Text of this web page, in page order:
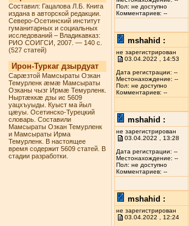
Составил: Гацалова Л.Б. Книга
издана в авторской редакции.
Северо-Осетинский институт
гуманитарных и социальных
исследований – Владикавказ:
РИО СОИГСИ, 2007. — 140 с.
(527 статей)
Ирон-Туркаг дзырдуат
Сарæзтой Мамсыраты Озкан
Темурленк æмæ Мамсыраты
Озканы чызг Ирмæ Темурленк.
Ныртæккæ дзы ис 5609
уацхъуыды. Куыст ма йыл
цæуы. Осетинско-Турецкий
словарь. Составили
Мамсыраты Озкан Темурленк
и Мамсыраты Ирма
Темурленк. В настоящее
время содержит 5609 статей. В
стадии разработки.
Пол: не доступно
Комментариев: --
mshahid :
не зарегистрирован
03.04.2022 , 14:53
Дата регистрации: --
Местонахождение: --
Пол: не доступно
Комментариев: --
mshahid :
не зарегистрирован
03.04.2022 , 13:28
Дата регистрации: --
Местонахождение: --
Пол: не доступно
Комментариев: --
mshahid :
не зарегистрирован
03.04.2022 , 12:24